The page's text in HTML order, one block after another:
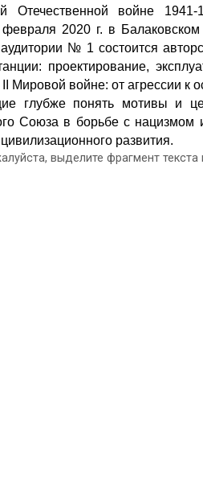
войне 1941-
2020 г. в Балаковском
№ 1 состоится
проектирование,
Мировой войне: от агрессии к
глубже понять мотивы и
Союза в борьбе с нацизмом
развития.
выделите фрагмент текста